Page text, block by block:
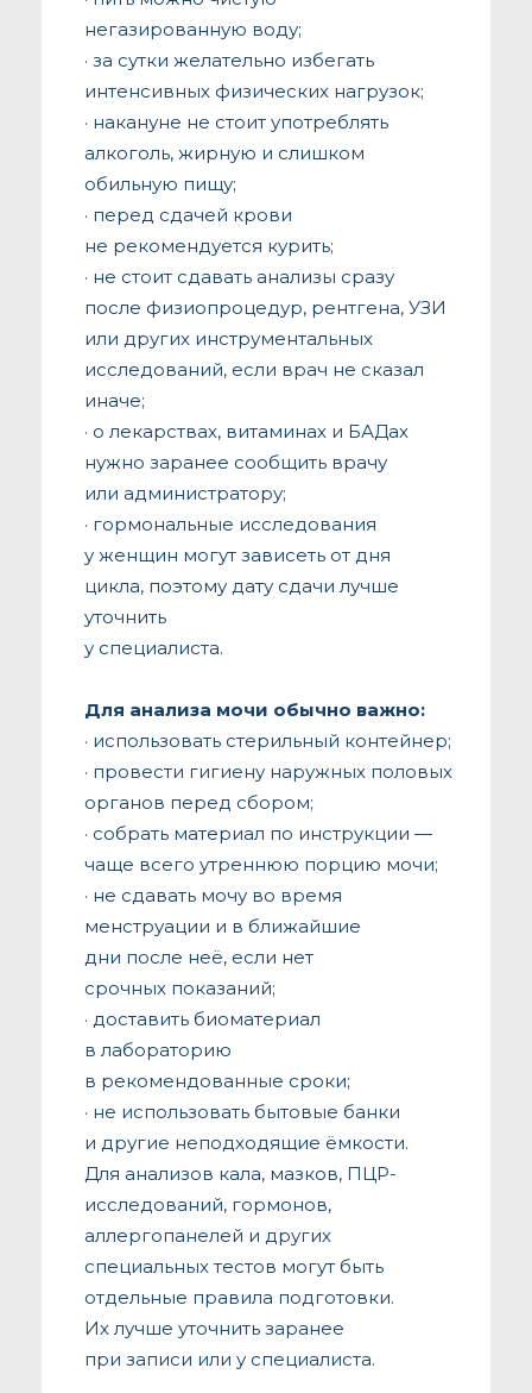
негазированную воду;
· за сутки желательно избегать
интенсивных физических нагрузок;
· накануне не стоит употреблять
алкоголь, жирную и слишком
обильную пищу;
· перед сдачей крови
не рекомендуется курить;
· не стоит сдавать анализы сразу
после физиопроцедур, рентгена, УЗИ
или других инструментальных
исследований, если врач не сказал
иначе;
· о лекарствах, витаминах и БАДах
нужно заранее сообщить врачу
или администратору;
· гормональные исследования
у женщин могут зависеть от дня
цикла, поэтому дату сдачи лучше
уточнить
у специалиста.
Для анализа мочи обычно важно:
· использовать стерильный контейнер;
· провести гигиену наружных половых
органов перед сбором;
· собрать материал по инструкции —
чаще всего утреннюю порцию мочи;
· не сдавать мочу во время
менструации и в ближайшие
дни после неё, если нет
срочных показаний;
· доставить биоматериал
в лабораторию
в рекомендованные сроки;
· не использовать бытовые банки
и другие неподходящие ёмкости.
Для анализов кала, мазков, ПЦР-
исследований, гормонов,
аллергопанелей и других
специальных тестов могут быть
отдельные правила подготовки.
Их лучше уточнить заранее
при записи или у специалиста.